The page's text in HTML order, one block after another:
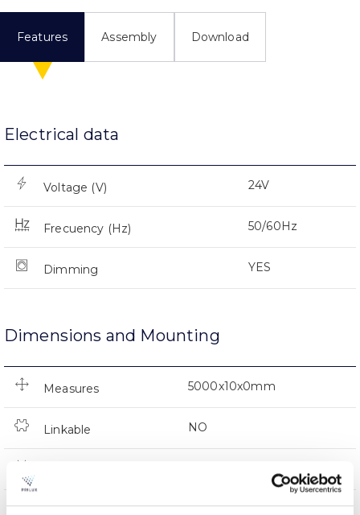
Features Assembly Download
Electrical data
Voltage (V) 24V
Frecuency (Hz) 50/60Hz
Dimming YES
Dimensions and Mounting
Measures 5000x10x0mm
Linkable NO